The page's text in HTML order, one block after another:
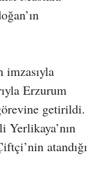
imzasıyla
Erzurum
getirildi.
atandığı